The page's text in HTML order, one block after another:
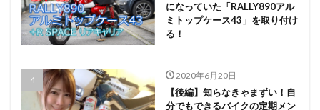
になっていた「RALLY890アル
ミトップケース43」を取り付け
る！
2020年6月20日
【後編】知らなきゃまずい！自
分でもできるバイクの定期メン